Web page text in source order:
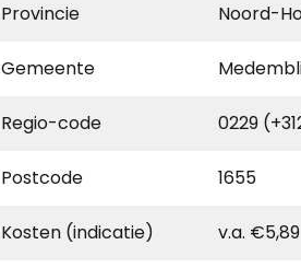
Provincie Noord-
Gemeente
Regio-code 0229
Postcode 1655
Kosten (indicatie) v.a. €5,89